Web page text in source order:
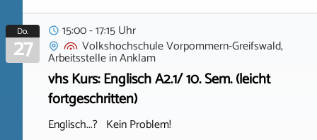
Do.
27
15:00 - 17:15 Uhr
Volkshochschule Vorpommern-Greifswald,
ArbeitsstelleinAnklam
vhs Kurs: Englisch A2.1/ 10. Sem. (leicht
fortgeschritten)
Englisch...? Kein Problem!